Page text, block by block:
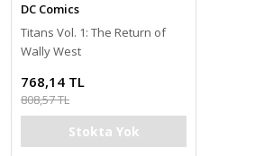
DC Comics
Titans Vol. 1: The Return of
Wally West
768,14 TL
808,57 TL
Stokta Yok